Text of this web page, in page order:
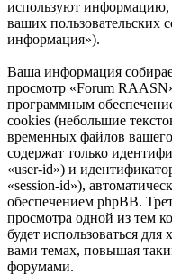
используют
ваших пользовательских
информация»).
Ваша информация
просмотр «Forum
программным
cookies (небольшие
временных файлов
содержат только
«user-id») и
«session-id»),
обеспечением phpBB.
просмотра одной из тем
будет использоваться
вами темах, повышая
форумами.